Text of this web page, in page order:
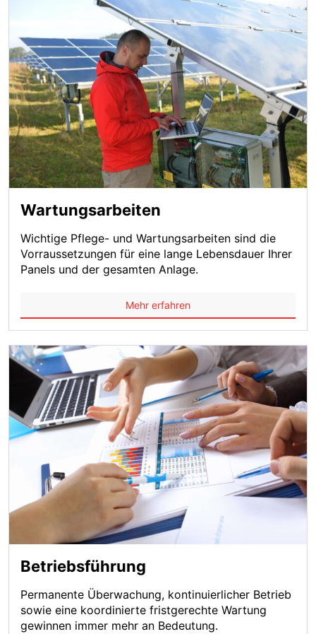
Wartungsarbeiten
Wichtige Pflege- und Wartungsarbeiten sind die
Vorraussetzungen für eine lange Lebensdauer Ihrer
Panels und der gesamten Anlage.
Mehr erfahren
Betriebsführung
Permanente Überwachung, kontinuierlicher Betrieb
sowie eine koordinierte fristgerechte Wartung
gewinnen immer mehr an Bedeutung.